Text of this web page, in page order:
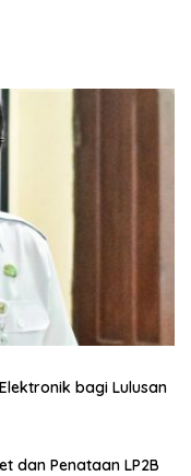
bagi Lulusan
dan Penataan LP2B